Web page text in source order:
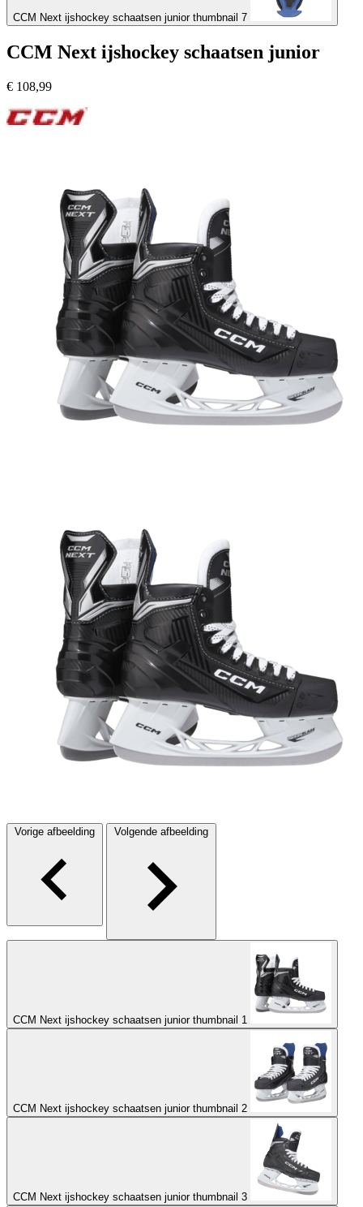
CCM Next ijshockey schaatsen junior thumbnail 7
CCM Next ijshockey schaatsen junior
€ 108,99
Vorige afbeelding Volgende afbeelding
CCM Next ijshockey schaatsen junior thumbnail 1
CCM Next ijshockey schaatsen junior thumbnail 2
CCM Next ijshockey schaatsen junior thumbnail 3